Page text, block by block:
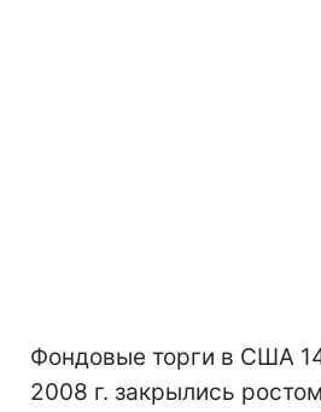
Фондовые торги в США
2008 г. закрылись